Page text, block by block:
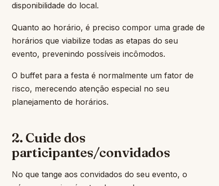
disponibilidade do local.
Quanto ao horário, é preciso compor uma grade de
horários que viabilize todas as etapas do seu
evento, prevenindo possíveis incômodos.
O buffet para a festa é normalmente um fator de
risco, merecendo atenção especial no seu
planejamento de horários.
2. Cuide dos
participantes/convidados
No que tange aos convidados do seu evento, o